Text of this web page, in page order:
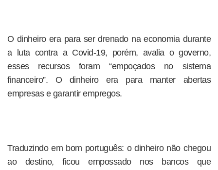
O dinheiro era para ser drenado na economia durante
a luta contra a Covid-19, porém, avalia o governo,
esses recursos foram “empoçados no sistema
financeiro”. O dinheiro era para manter abertas
empresas e garantir empregos.
Traduzindo em bom português: o dinheiro não chegou
ao destino, ficou empossado nos bancos que